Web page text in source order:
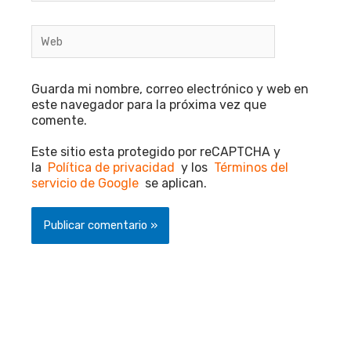
Guarda mi nombre, correo electrónico y web en
este navegador para la próxima vez que
comente.
Este sitio esta protegido por reCAPTCHA y
la Política de privacidad y los Términos del
servicio de Google se aplican.